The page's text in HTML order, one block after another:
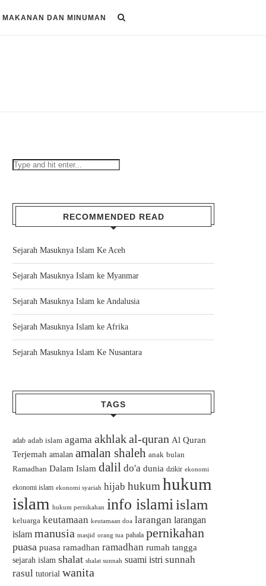
MAKANAN DAN MINUMAN
RECOMMENDED READ
Sejarah Masuknya Islam Ke Aceh
Sejarah Masuknya Islam ke Myanmar
Sejarah Masuknya Islam ke Andalusia
Sejarah Masuknya Islam ke Afrika
Sejarah Masuknya Islam Ke Nusantara
TAGS
adab adab islam agama akhlakal-quran Al Quran
Terjemah amalan amalan shaleh anak bulan
Ramadhan Dalam Islam dalil do'a dunia dzikir ekonomi
ekonomi islam ekonomi syariah hijab hukum hukum
islam hukum pernikahan info islamiislam
keluarga keutamaan keutamaan doa larangan larangan
islam manusia masjid orang tua pahala pernikahan
puasa puasa ramadhan ramadhan rumah tangga
sejarah islam shalat shalat sunnah suami istri sunnah
rasul tutorial wanita